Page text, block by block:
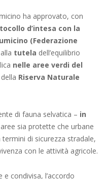
ha approvato, con
d’intesa con la
(Federazione
tutela dell’equilibrio
nelle aree verdi del
Riserva Naturale
di fauna selvatica – in
sia protette che urbane
di sicurezza stradale,
con le attività agricole.
e condivisa, l’accordo